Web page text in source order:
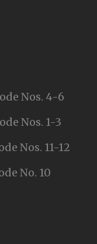
Nos. 4-6
Nos. 1-3
Nos. 11-12
No. 10